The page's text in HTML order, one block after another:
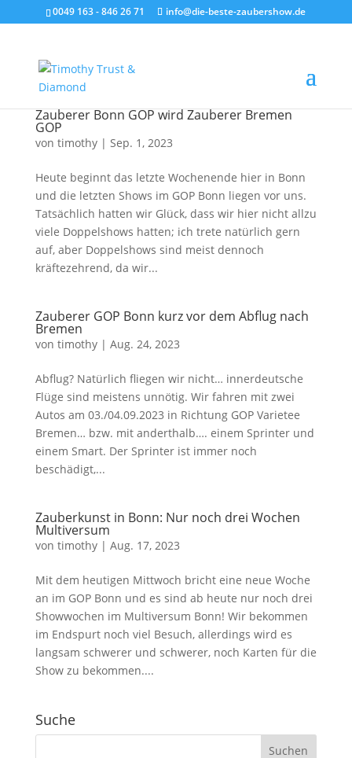
0049 163 - 846 26 71 info@die-beste-zaubershow.de
Zauberer Bonn GOP wird Zauberer Bremen
GOP
von timothy| Sep. 1, 2023
Heute beginnt das letzte Wochenende hier in Bonn
und die letzten Shows im GOP Bonn liegen vor uns.
Tatsächlich hatten wir Glück, dass wir hier nicht allzu
viele Doppelshows hatten; ich trete natürlich gern
auf, aber Doppelshows sind meist dennoch
kräftezehrend, da wir...
Zauberer GOP Bonn kurz vor dem Abflug nach
Bremen
von timothy| Aug. 24, 2023
Abflug? Natürlich fliegen wir nicht… innerdeutsche
Flüge sind meistens unnötig. Wir fahren mit zwei
Autos am 03./04.09.2023 in Richtung GOP Varietee
Bremen… bzw. mit anderthalb…. einem Sprinter und
einem Smart. Der Sprinter ist immer noch
beschädigt,...
Zauberkunst in Bonn: Nur noch drei Wochen
Multiversum
von timothy| Aug. 17, 2023
Mit dem heutigen Mittwoch bricht eine neue Woche
an im GOP Bonn und es sind ab heute nur noch drei
Showwochen im Multiversum Bonn! Wir bekommen
im Endspurt noch viel Besuch, allerdings wird es
langsam schwerer und schwerer, noch Karten für die
Show zu bekommen....
Suche